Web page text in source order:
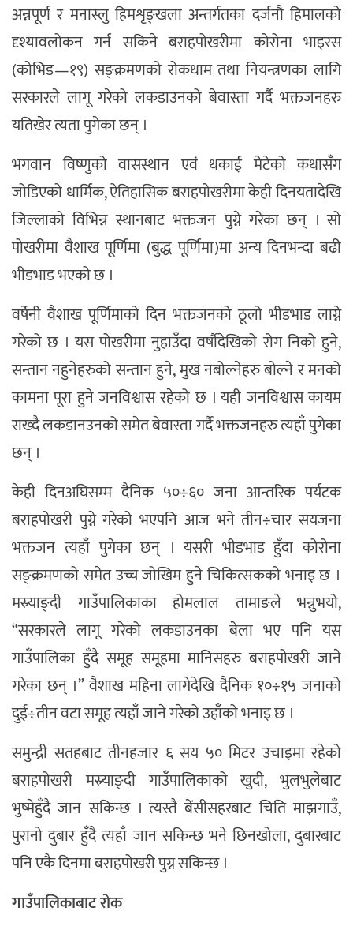
अन्नपूर्ण र मनास्लु हिमशृङ्खला अन्तर्गतका दर्जनौ हिमालको
दृश्यावलोकन गर्न सकिने बराहपोखरीमा कोरोना भाइरस
(कोभिड—१९) सङ्क्रमणको रोकथाम तथा नियन्त्रणका लागि
सरकारले लागू गरेको लकडाउनको बेवास्ता गर्दै भक्तजनहरु
यतिखेर त्यता पुगेका छन् ।
भगवान विष्णुको वासस्थान एवं थकाई मेटेको कथासँग
जोडिएको धार्मिक, ऐतिहासिक बराहपोखरीमा केही दिनयतादेखि
जिल्लाको विभिन्न स्थानबाट भक्तजन पुग्ने गरेका छन् । सो
पोखरीमा वैशाख पूर्णिमा (बुद्ध पूर्णिमा)मा अन्य दिनभन्दा बढी
भीडभाड भएको छ ।
वर्षेनी वैशाख पूर्णिमाको दिन भक्तजनको ठूलो भीडभाड लाग्ने
गरेको छ । यस पोखरीमा नुहाउँदा वर्षौंदेखिको रोग निको हुने,
सन्तान नहुनेहरुको सन्तान हुने, मुख नबोल्नेहरु बोल्ने र मनको
कामना पूरा हुने जनविश्वास रहेको छ । यही जनविश्वास कायम
राख्दै लकडानउनको समेत बेवास्ता गर्दै भक्तजनहरु त्यहाँ पुगेका
छन् ।
केही दिनअघिसम्म दैनिक ५०÷६० जना आन्तरिक पर्यटक
बराहपोखरी पुग्ने गरेको भएपनि आज भने तीन÷चार सयजना
भक्तजन त्यहाँ पुगेका छन् । यसरी भीडभाड हुँदा कोरोना
सङ्क्रमणको समेत उच्च जोखिम हुने चिकित्सकको भनाइ छ ।
मस्र्याङ्दी गाउँपालिकाका होमलाल तामाङले भन्नुभयो,
“सरकारले लागू गरेको लकडाउनका बेला भए पनि यस
गाउँपालिका हुँदै समूह समूहमा मानिसहरु बराहपोखरी जाने
गरेका छन् ।” वैशाख महिना लागेदेखि दैनिक १०÷१५ जनाको
दुई÷तीन वटा समूह त्यहाँ जाने गरेको उहाँको भनाइ छ ।
समुन्द्री सतहबाट तीनहजार ६ सय ५० मिटर उचाइमा रहेको
बराहपोखरी मस्र्याङ्दी गाउँपालिकाको खुदी, भुलभुलेबाट
भुष्मेहुँदै जान सकिन्छ । त्यस्तै बेंसीसहरबाट चिति माझगाउँ,
पुरानो दुबार हुँदै त्यहाँ जान सकिन्छ भने छिनखोला, दुबारबाट
पनि एकै दिनमा बराहपोखरी पुग्न सकिन्छ ।
गाउँपालिकाबाट रोक